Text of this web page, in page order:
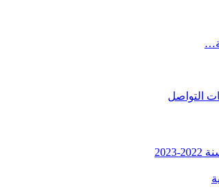
التواصل